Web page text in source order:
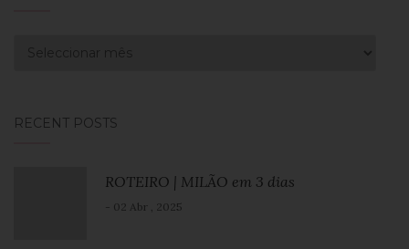
RECENT POSTS
ROTEIRO | MILÃO em 3 dias
- 02 Abr , 2025